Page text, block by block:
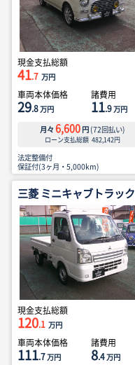
現金支払総額
41.7 万円
車両本体価格
29.8万円
諸費用
11.9万円
月々 6,600 円 (72回払い)
ローン支払総額 482,142円
法定整備付
保証付(3ヶ月・5,000km)
三菱 ミニキャブトラック
現金支払総額
120.1 万円
車両本体価格
111.7万円
諸費用
8.4万円